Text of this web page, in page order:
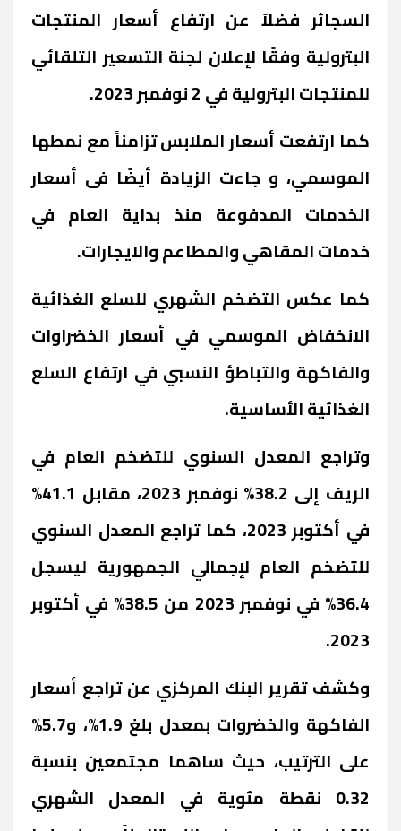
السجائر فضلاً عن ارتفاع أسعار المنتجات
البترولية وفقًا لإعلان لجنة التسعير التلقائي
للمنتجات البترولية في 2 نوفمبر 2023.
كما ارتفعت أسعار الملابس تزامناً مع نمطها
الموسمي، و جاءت الزيادة أيضًا فى أسعار
الخدمات المدفوعة منذ بداية العام في
خدمات المقاهي والمطاعم والايجارات.
كما عكس التضخم الشهري للسلع الغذائية
الانخفاض الموسمي في أسعار الخضراوات
والفاكهة والتباطؤ النسبي في ارتفاع السلع
الغذائية الأساسية.
وتراجع المعدل السنوي للتضخم العام في
الريف إلى 38.2% نوفمبر 2023، مقابل 41.1%
في أكتوبر 2023، كما تراجع المعدل السنوي
للتضخم العام لإجمالي الجمهورية ليسجل
36.4% في نوفمبر 2023 من 38.5% في أكتوبر
2023.
وكشف تقرير البنك المركزي عن تراجع أسعار
الفاكهة والخضروات بمعدل بلغ 1.9%، و5.7%
على الترتيب، حيث ساهما مجتمعين بنسبة
0.32 نقطة مئوية في المعدل الشهري